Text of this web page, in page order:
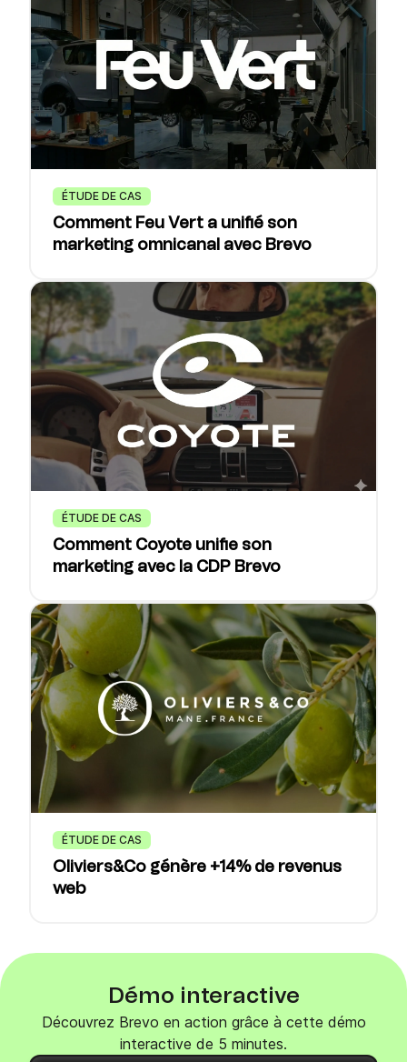
ÉTUDE DE CAS
Comment Feu Vert a unifié son
marketing omnicanal avec Brevo
ÉTUDE DE CAS
Comment Coyote unifie son
marketing avec la CDP Brevo
ÉTUDE DE CAS
Oliviers&Co génère +14% de revenus
web
Démo interactive
Découvrez Brevo en action grâce à cette démo
interactive de 5 minutes.